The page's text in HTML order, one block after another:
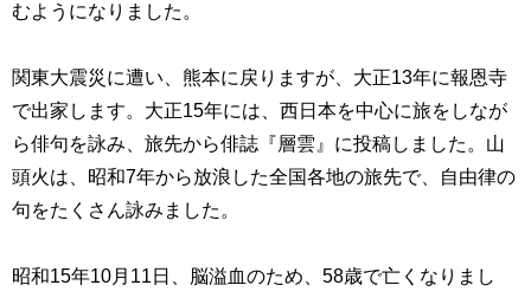
むようになりました。
関東大震災に遭い、熊本に戻りますが、大正13年に報恩寺
で出家します。大正15年には、西日本を中心に旅をしなが
ら俳句を詠み、旅先から俳誌『層雲』に投稿しました。山
頭火は、昭和7年から放浪した全国各地の旅先で、自由律の
句をたくさん詠みました。
昭和15年10 月 11 日、脳溢血のため、 58歳で亡くなりまし